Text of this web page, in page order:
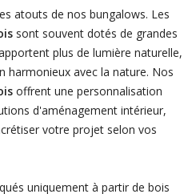
atouts de nos bungalows. Les
sont souvent dotés de grandes
plus de lumière naturelle,
harmonieux avec la nature. Nos
offrent une personnalisation
d'aménagement intérieur,
votre projet selon vos
uniquement à partir de bois